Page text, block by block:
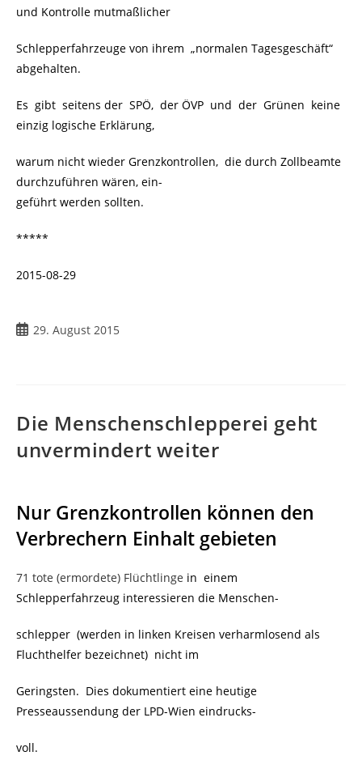
und Kontrolle mutmaßlicher
Schlepperfahrzeuge von ihrem „normalen Tagesgeschäft“
abgehalten.
Es gibt seitens der SPÖ, der ÖVP und der Grünen keine
einzig logische Erklärung,
warum nicht wieder Grenzkontrollen, die durch Zollbeamte
durchzuführen wären, ein-
geführt werden sollten.
*****
2015-08-29
29. August 2015
Die Menschenschlepperei geht
unvermindert weiter
Nur Grenzkontrollen können den
Verbrechern Einhalt gebieten
71 tote (ermordete) Flüchtlinge in einem
Schlepperfahrzeug interessieren die Menschen-
schlepper (werden in linken Kreisen verharmlosend als
Fluchthelfer bezeichnet) nicht im
Geringsten. Dies dokumentiert eine heutige
Presseaussendung der LPD-Wien eindrucks-
voll.